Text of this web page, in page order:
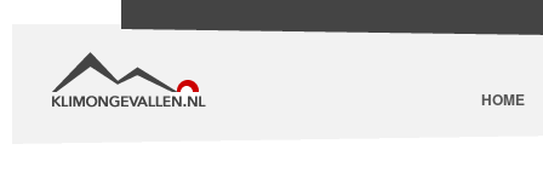
HOME